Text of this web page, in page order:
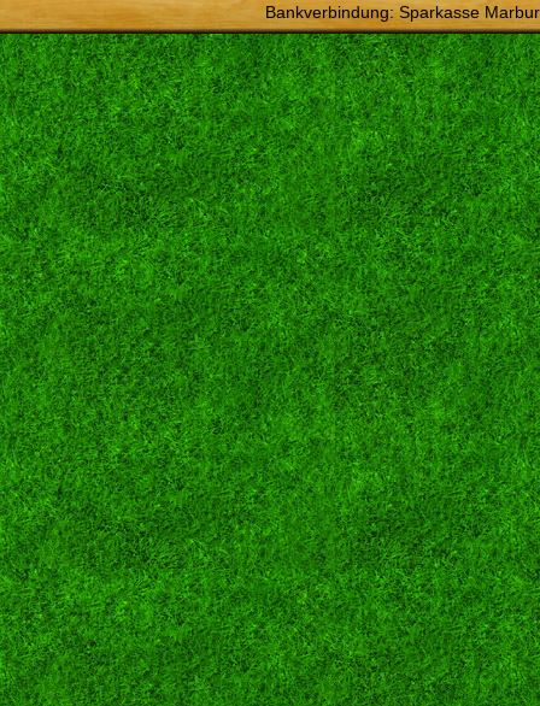
Bankverbindung: Sparkasse